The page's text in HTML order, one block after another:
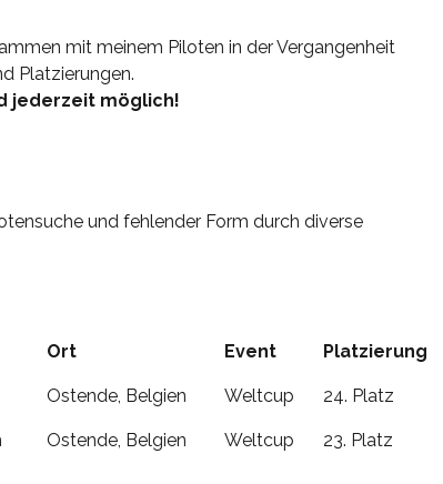
mit meinem Piloten in der Vergangenheit
Platzierungen.
jederzeit möglich!
und fehlender Form durch diverse
Ort Event Platzierung
Ostende, Belgien Weltcup 24. Platz
Ostende, Belgien Weltcup 23. Platz